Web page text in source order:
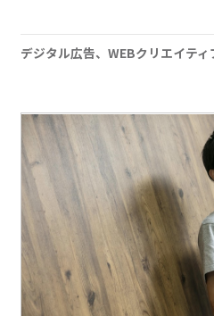
デジタル広告、WEBクリエイテ